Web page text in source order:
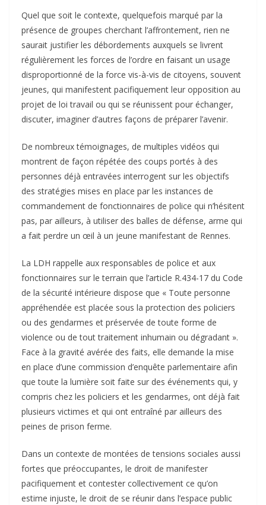
Quel que soit le contexte, quelquefois marqué par la
présence de groupes cherchant l’affrontement, rien ne
saurait justifier les débordements auxquels se livrent
régulièrement les forces de l’ordre en faisant un usage
disproportionné de la force vis-à-vis de citoyens, souvent
jeunes, qui manifestent pacifiquement leur opposition au
projet de loi travail ou qui se réunissent pour échanger,
discuter, imaginer d’autres façons de préparer l’avenir.
De nombreux témoignages, de multiples vidéos qui
montrent de façon répétée des coups portés à des
personnes déjà entravées interrogent sur les objectifs
des stratégies mises en place par les instances de
commandement de fonctionnaires de police qui n’hésitent
pas, par ailleurs, à utiliser des balles de défense, arme qui
a fait perdre un œil à un jeune manifestant de Rennes.
La LDH rappelle aux responsables de police et aux
fonctionnaires sur le terrain que l’article R.434-17 du Code
de la sécurité intérieure dispose que « Toute personne
appréhendée est placée sous la protection des policiers
ou des gendarmes et préservée de toute forme de
violence ou de tout traitement inhumain ou dégradant ».
Face à la gravité avérée des faits, elle demande la mise
en place d’une commission d’enquête parlementaire afin
que toute la lumière soit faite sur des événements qui, y
compris chez les policiers et les gendarmes, ont déjà fait
plusieurs victimes et qui ont entraîné par ailleurs des
peines de prison ferme.
Dans un contexte de montées de tensions sociales aussi
fortes que préoccupantes, le droit de manifester
pacifiquement et contester collectivement ce qu’on
estime injuste, le droit de se réunir dans l’espace public